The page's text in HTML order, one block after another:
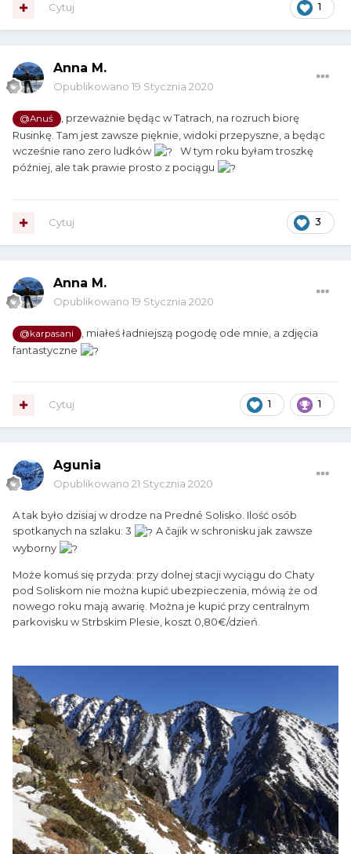
1
Cytuj
Anna M.
Opublikowano 19 Stycznia 2020
@Anuś
, przeważnie będąc w Tatrach, na rozruch biorę
Rusinkę. Tam jest zawsze pięknie, widoki przepyszne, a będąc
wcześnie rano zero ludków
W tym roku byłam troszkę
później, ale tak prawie prosto z pociągu
3
Cytuj
Anna M.
Opublikowano 19 Stycznia 2020
@karpasani
, miałeś ładniejszą pogodę ode mnie, a zdjęcia
fantastyczne
1 1
Cytuj
Agunia
Opublikowano 21 Stycznia 2020
A tak było dzisiaj w drodze na Predné Solisko. Ilość osób
spotkanych na szlaku: 3
A čajik w schronisku jak zawsze
wyborny
Może komuś się przyda: przy dolnej stacji wyciągu do Chaty
pod Soliskom nie można kupić ubezpieczenia, mówią że od
nowego roku mają awarię. Można je kupić przy centralnym
parkovisku w Strbskim Plesie, koszt 0,80€/dzień.